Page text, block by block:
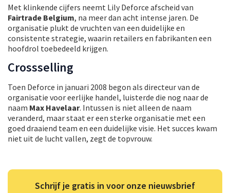
Met klinkende cijfers neemt Lily Deforce afscheid van
Fairtrade Belgium, na meer dan acht intense jaren. De
organisatie plukt de vruchten van een duidelijke en
consistente strategie, waarin retailers en fabrikanten een
hoofdrol toebedeeld krijgen.
Crossselling
Toen Deforce in januari 2008 begon als directeur van de
organisatie voor eerlijke handel, luisterde die nog naar de
naam Max Havelaar. Intussen is niet alleen de naam
veranderd, maar staat er een sterke organisatie met een
goed draaiend team en een duidelijke visie. Het succes kwam
niet uit de lucht vallen, zegt de topvrouw.
Schrijf je gratis in voor onze nieuwsbrief